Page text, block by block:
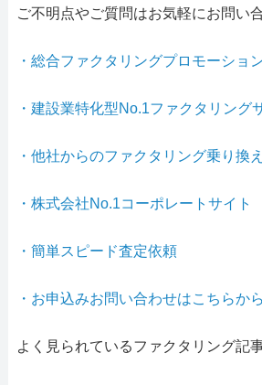
ご不明点やご質問はお気軽にお問い
・総合ファクタリングプロモーショ
・建設業特化型No.1ファクタリング
・他社からのファクタリング乗り換
・株式会社No.1コーポレートサイト
・簡単スピード査定依頼
・お申込みお問い合わせはこちらから
よく見られているファクタリング記